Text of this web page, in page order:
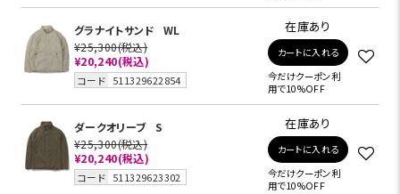
グラナイトサンド
WL
¥25,300(税込)
¥20,240(税込)
コード 511329622854
在庫あり
カートに入れる
今だけクーポン利
用で10%OFF
ダークオリーブ
S
¥25,300(税込)
¥20,240(税込)
コード 511329623302
在庫あり
カートに入れる
今だけクーポン利
用で10%OFF